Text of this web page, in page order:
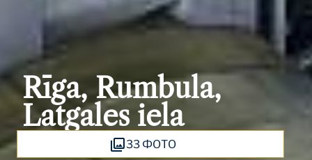
Rīga, Rumbula,
Latgales iela
33 ФОТО